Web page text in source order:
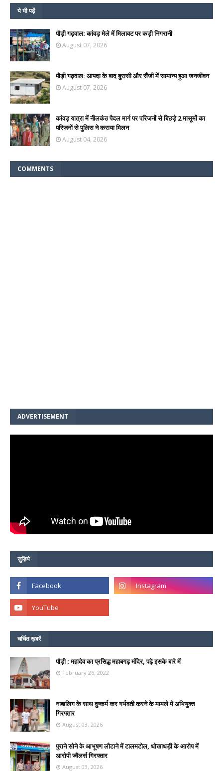
ये भी पढ़ें
पौड़ी गढ़वाल: कांवड़ मेले में मिलावट पर कड़ी निगरानी
August 07, 2026
पौड़ी गढ़वाल: आपदा के बाद बुरासी और सैंजी में सामान्य हुआ जनजीवन
August 07, 2026
कांवड़ यात्रा में नीलकंठ पैदल मार्ग पर परिजनों से बिछड़े 2 मासूमों का
परिजनों से पुलिस ने कराया मिलन
August 04, 2026
COMMENTS
ADVERTISEMENT
जुड़िये
चर्चित ख़बरें
पौड़ी : महादेव का प्रसिद्ध महाबगढ़ मंदिर, पढ़े इसके बारे में
February 26, 2022
नाबालिग के साथ दुष्कर्म कर गर्भवती करने के मामले में अभियुक्त
गिरफ्तार
August 03, 2026
पुराने सोने के आभूषण लौटाने में टालमटोल, धोखाधड़ी के आरोप में
आरोपी ज्वैलर्स गिरफ्तार
August 03, 2026